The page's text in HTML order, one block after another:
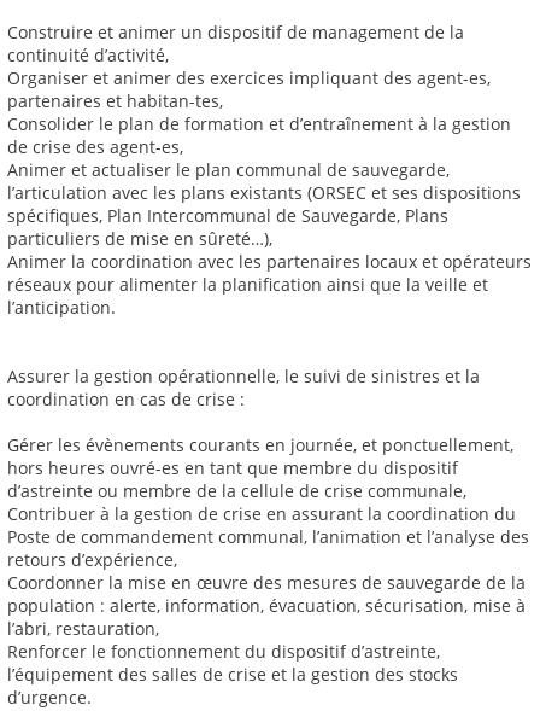
Construire et animer un dispositif de management de la
continuité d’activité,
Organiser et animer des exercices impliquant des agent-es,
partenaires et habitan-tes,
Consolider le plan de formation et d’entraînement à la gestion
de crise des agent-es,
Animer et actualiser le plan communal de sauvegarde,
l’articulation avec les plans existants (ORSEC et ses dispositions
spécifiques, Plan Intercommunal de Sauvegarde, Plans
particuliers de mise en sûreté…),
Animer la coordination avec les partenaires locaux et opérateurs
réseaux pour alimenter la planification ainsi que la veille et
l’anticipation.
Assurer la gestion opérationnelle, le suivi de sinistres et la
coordination en cas de crise :
Gérer les évènements courants en journée, et ponctuellement,
hors heures ouvré-es en tant que membre du dispositif
d’astreinte ou membre de la cellule de crise communale,
Contribuer à la gestion de crise en assurant la coordination du
Poste de commandement communal, l’animation et l’analyse des
retours d’expérience,
Coordonner la mise en œuvre des mesures de sauvegarde de la
population : alerte, information, évacuation, sécurisation, mise à
l’abri, restauration,
Renforcer le fonctionnement du dispositif d’astreinte,
l’équipement des salles de crise et la gestion des stocks
d’urgence.